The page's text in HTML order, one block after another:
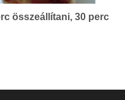
összeállítani, 30 perc